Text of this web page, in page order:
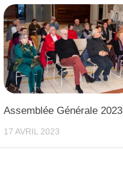
Assemblée Générale 2023
17 AVRIL 2023